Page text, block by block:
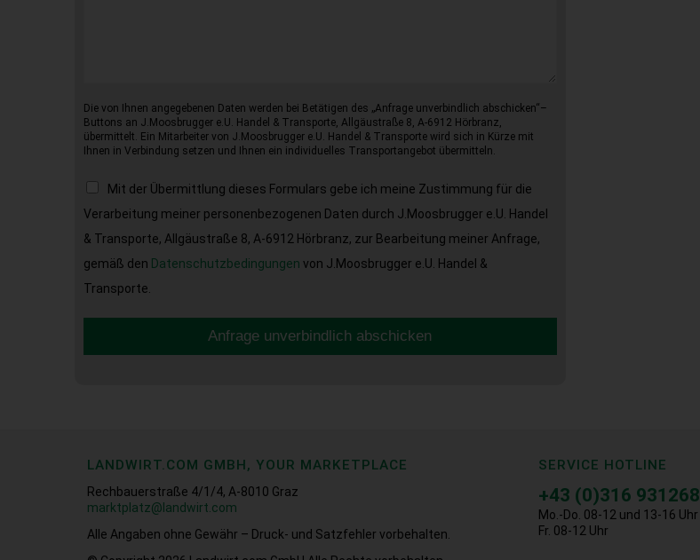
Die von Ihnen angegebenen Daten werden bei Betätigen des „Anfrage unverbindlich abschicken“–
Buttons an J.Moosbrugger e.U. Handel & Transporte, Allgäustraße 8, A-6912 Hörbranz,
übermittelt. Ein Mitarbeiter von J.Moosbrugger e.U. Handel & Transporte wird sich in Kürze mit
Ihnen in Verbindung setzen und Ihnen ein individuelles Transportangebot übermitteln.
Mit der Übermittlung dieses Formulars gebe ich meine Zustimmung für die
Verarbeitung meiner personenbezogenen Daten durch J.Moosbrugger e.U. Handel
& Transporte, Allgäustraße 8, A-6912 Hörbranz, zur Bearbeitung meiner Anfrage,
gemäß den Datenschutzbedingungen von J.Moosbrugger e.U. Handel &
Transporte.
Anfrage unverbindlich abschicken
LANDWIRT.COM GMBH, YOUR MARKETPLACE
Rechbauerstraße 4/1/4, A-8010 Graz
marktplatz@landwirt.com
Alle Angaben ohne Gewähr – Druck- und Satzfehler vorbehalten.
SERVICE HOTLINE
+43 (0)316 931268
Mo.-Do. 08-12 und 13-16 Uhr
Fr. 08-12 Uhr